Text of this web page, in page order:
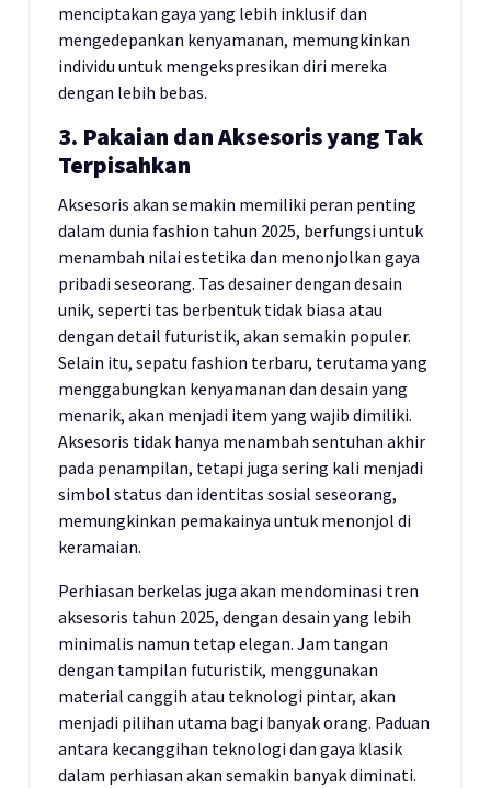
menciptakan gaya yang lebih inklusif dan
mengedepankan kenyamanan, memungkinkan
individu untuk mengekspresikan diri mereka
dengan lebih bebas.
3. Pakaian dan Aksesoris yang Tak
Terpisahkan
Aksesoris akan semakin memiliki peran penting
dalam dunia fashion tahun 2025, berfungsi untuk
menambah nilai estetika dan menonjolkan gaya
pribadi seseorang. Tas desainer dengan desain
unik, seperti tas berbentuk tidak biasa atau
dengan detail futuristik, akan semakin populer.
Selain itu, sepatu fashion terbaru, terutama yang
menggabungkan kenyamanan dan desain yang
menarik, akan menjadi item yang wajib dimiliki.
Aksesoris tidak hanya menambah sentuhan akhir
pada penampilan, tetapi juga sering kali menjadi
simbol status dan identitas sosial seseorang,
memungkinkan pemakainya untuk menonjol di
keramaian.
Perhiasan berkelas juga akan mendominasi tren
aksesoris tahun 2025, dengan desain yang lebih
minimalis namun tetap elegan. Jam tangan
dengan tampilan futuristik, menggunakan
material canggih atau teknologi pintar, akan
menjadi pilihan utama bagi banyak orang. Paduan
antara kecanggihan teknologi dan gaya klasik
dalam perhiasan akan semakin banyak diminati.